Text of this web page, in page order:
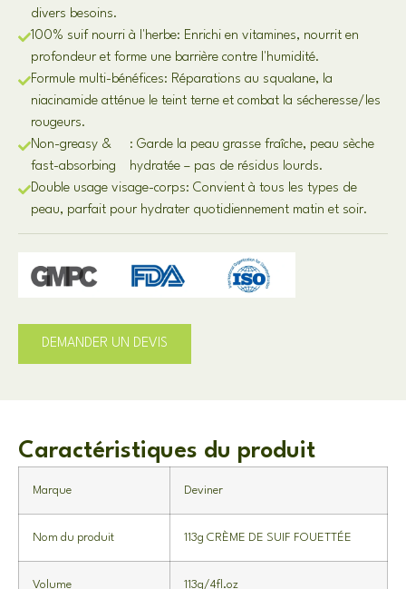
divers besoins.
100% suif nourri à l'herbe: Enrichi en vitamines, nourrit en
profondeur et forme une barrière contre l'humidité.
Formule multi-bénéfices: Réparations au squalane, la
niacinamide atténue le teint terne et combat la sécheresse/les
rougeurs.
Non-greasy &
fast-absorbing
: Garde la peau grasse fraîche, peau sèche
hydratée – pas de résidus lourds.
Double usage visage-corps: Convient à tous les types de
peau, parfait pour hydrater quotidiennement matin et soir.
DEMANDER UN DEVIS
Caractéristiques du produit
Marque Deviner
Nom du produit 113g CRÈME DE SUIF FOUETTÉE
Volume 113g/4fl.oz